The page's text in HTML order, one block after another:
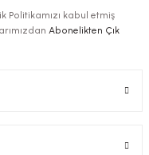
Politikamızı kabul etmiş
Abonelikten Çık